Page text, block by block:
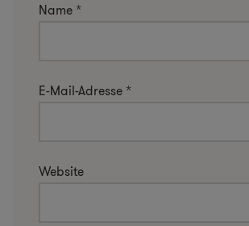
Name *
E-Mail-Adresse *
Website